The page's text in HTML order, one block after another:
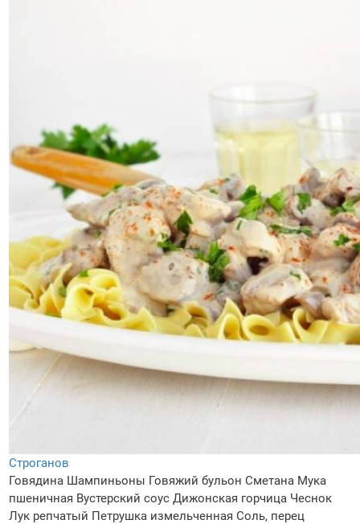
Строганов
Говядина Шампиньоны Говяжий бульон Сметана Мука
пшеничная Вустерский соус Дижонская горчица Чеснок
Лук репчатый Петрушка измельченная Соль, перец